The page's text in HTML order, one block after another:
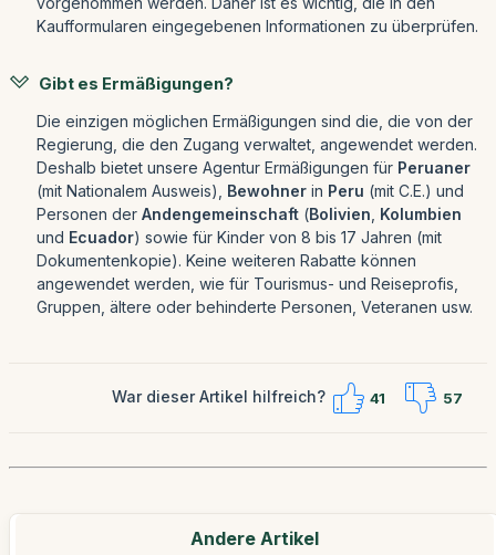
Kaufformularen eingegebenen Informationen zu überprüfen.
Gibt es Ermäßigungen?
Die einzigen möglichen Ermäßigungen sind die, die von der
Regierung, die den Zugang verwaltet, angewendet werden.
Deshalb bietet unsere Agentur Ermäßigungen für Peruaner
(mit Nationalem Ausweis), Bewohner in Peru (mit C.E.) und
Personen der Andengemeinschaft (Bolivien Kolumbien
und Ecuador) sowie für Kinder von 8 bis 17 Jahren (mit
Dokumentenkopie). Keine weiteren Rabatte können
angewendet werden, wie für Tourismus- und Reiseprofis,
Gruppen, ältere oder behinderte Personen, Veteranen usw.
War dieser Artikel hilfreich? 41 57
Andere Artikel